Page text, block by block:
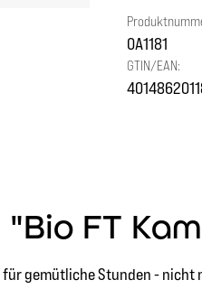
OA1181
GTIN/EAN:
FT
gemütliche Stunden - nicht